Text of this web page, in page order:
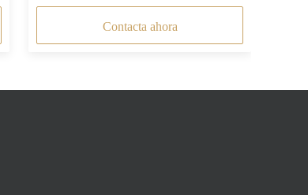
Contacta ahora